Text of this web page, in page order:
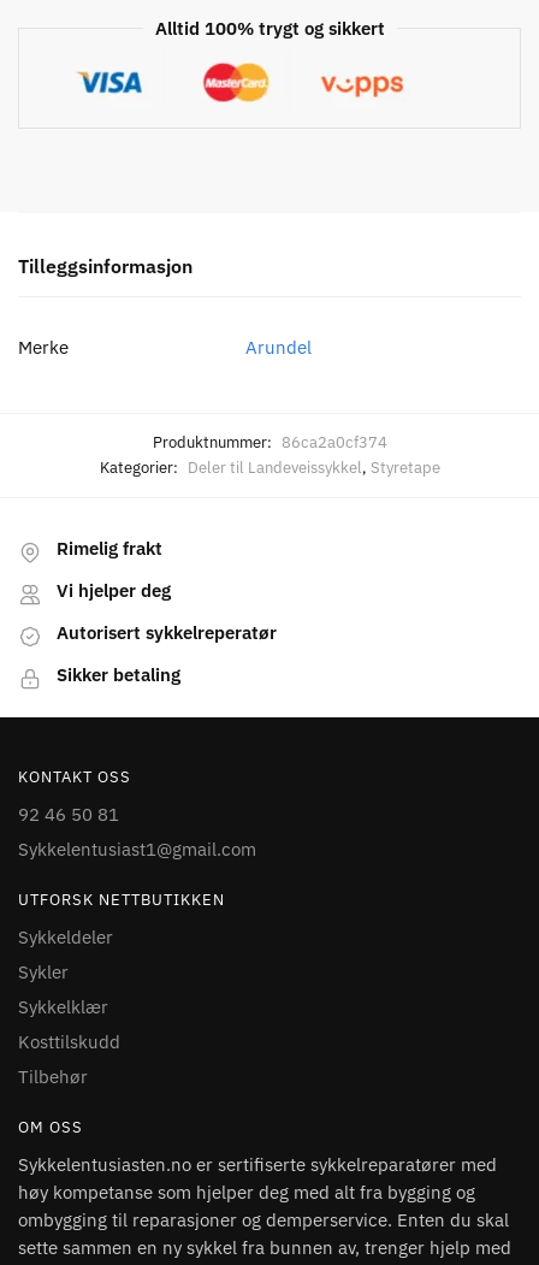
Alltid 100% trygt og sikkert
Tilleggsinformasjon
Merke Arundel
Produktnummer: 86ca2a0cf374
Kategorier: Deler til Landeveissykkel, Styretape
Rimelig frakt
Vi hjelper deg
Autorisert sykkelreperatør
Sikker betaling
KONTAKT OSS
92 46 50 81
Sykkelentusiast1@gmail.com
UTFORSK NETTBUTIKKEN
Sykkeldeler
Sykler
Sykkelklær
Kosttilskudd
Tilbehør
OM OSS
Sykkelentusiasten.no er sertifiserte sykkelreparatører med
høy kompetanse som hjelper deg med alt fra bygging og
ombygging til reparasjoner og demperservice. Enten du skal
sette sammen en ny sykkel fra bunnen av, trenger hjelp med